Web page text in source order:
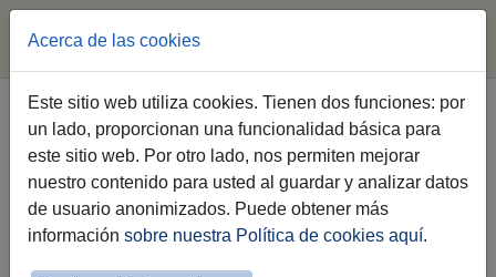
Saltar al contenido principal
CENTRO DE BAILE JEREZ
GALA DE BAILE 2026
Ballet Clásico / Flamenco / Moderno-Urbano
Acerca de las cookies
Este sitio web utiliza cookies. Tienen dos funciones: por
un lado, proporcionan una funcionalidad básica para
este sitio web. Por otro lado, nos permiten mejorar
nuestro contenido para usted al guardar y analizar datos
de usuario anonimizados. Puede obtener más
información sobre nuestra Política de cookies aquí.